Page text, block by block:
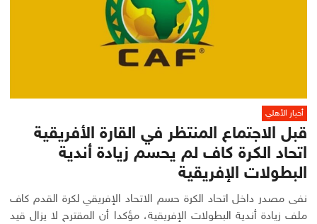
أخبار الأهلي
قبل الاجتماع المنتظر في القارة الأفريقية
اتحاد الكرة كاف لم يحسم زيادة أندية
البطولات الإفريقية
نفى مصدر داخل اتحاد الكرة حسم الاتحاد الإفريقي لكرة القدم كاف
ملف زيادة أندية البطولات الإفريقية، مؤكدا أن المقترح لا يزال قيد